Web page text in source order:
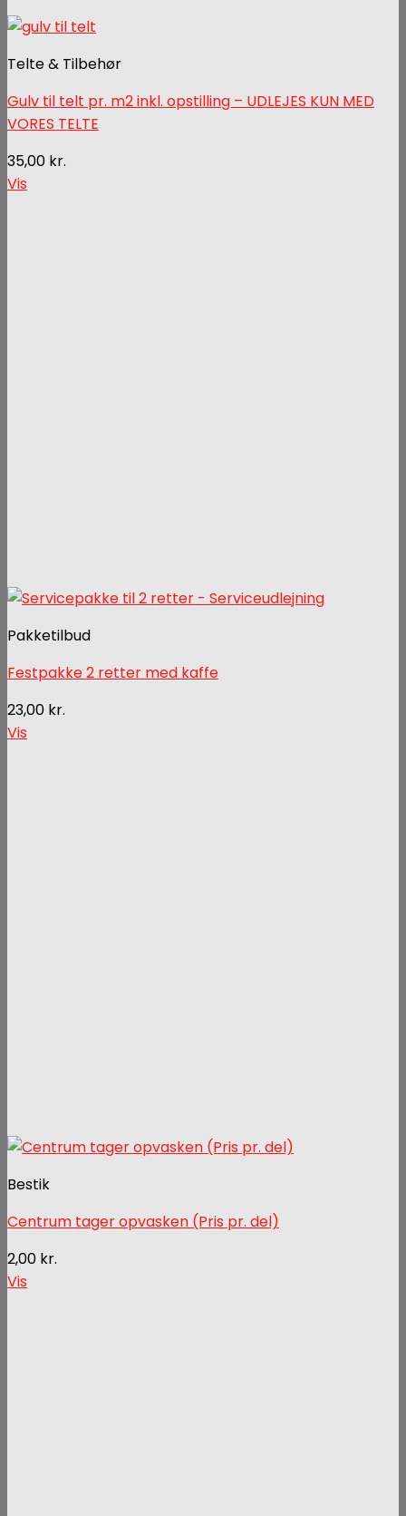
Telte & Tilbehør
Gulv til telt pr. m2 inkl. opstilling – UDLEJES KUN MED
VORES TELTE
35,00 kr.
Vis
Pakketilbud
Festpakke 2 retter med kaffe
23,00 kr.
Vis
Bestik
Centrum tager opvasken (Pris pr. del)
2,00 kr.
Vis